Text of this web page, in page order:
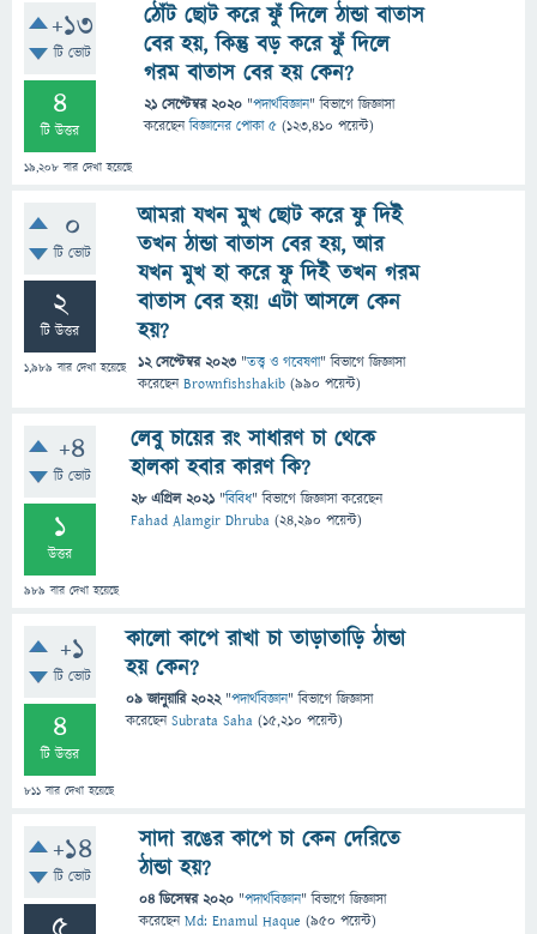
+13
টি ভোট
4
টি উত্তর
19,208 বার দেখা হয়েছে
ঠোঁট ছোট করে ফুঁ দিলে ঠান্ডা বাতাস
বের হয়, কিন্তু বড় করে ফুঁ দিলে
গরম বাতাস বের হয় কেন?
21 সেপ্টেম্বর 2020 "পদার্থবিজ্ঞান" বিভাগে জিজ্ঞাসা
করেছেনবিজ্ঞানের পোকা ৫ (123,410 পয়েন্ট)
0
টি ভোট
2
টি উত্তর
1,989 বার দেখা হয়েছে
আমরা যখন মুখ ছোট করে ফু দিই
তখন ঠান্ডা বাতাস বের হয়, আর
যখন মুখ হা করে ফু দিই তখন গরম
বাতাস বের হয়! এটা আসলে কেন
হয়?
12 সেপ্টেম্বর 2023 "তত্ত্ব ও গবেষণা" বিভাগে জিজ্ঞাসা
করেছেনBrownfishshakib (990 পয়েন্ট)
+4
টি ভোট
1
উত্তর
989 বার দেখা হয়েছে
লেবু চায়ের রং সাধারণ চা থেকে
হালকা হবার কারণ কি?
28 এপ্রিল 2021 "বিবিধ" বিভাগে জিজ্ঞাসাকরেছেন
Fahad Alamgir Dhruba (24,290 পয়েন্ট)
+1
টি ভোট
4
টি উত্তর
811 বার দেখা হয়েছে
কালো কাপে রাখা চা তাড়াতাড়ি ঠান্ডা
হয় কেন?
09 জানুয়ারি 2022 "পদার্থবিজ্ঞান" বিভাগে জিজ্ঞাসা
করেছেনSubrata Saha (15,210 পয়েন্ট)
+14
টি ভোট
সাদা রঙের কাপে চা কেন দেরিতে
ঠান্ডা হয়?
04 ডিসেম্বর 2020 "পদার্থবিজ্ঞান" বিভাগে জিজ্ঞাসা
করেছেনMd: Enamul Haque (950 পয়েন্ট)